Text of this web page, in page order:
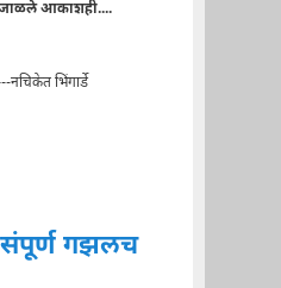
जाळले आकाशही....
भिंगार्डे
गझलच